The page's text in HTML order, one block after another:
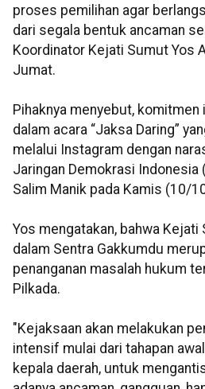
proses pemilihan agar
dari segala bentuk ancaman
Koordinator Kejati Sumut Yos
Jumat.
Pihaknya menyebut,
dalam acara “Jaksa Daring”
melalui Instagram dengan
Jaringan Demokrasi Indonesia
Salim Manik pada Kamis (10/
Yos mengatakan, bahwa
dalam Sentra Gakkumdu
penanganan masalah hukum
Pilkada.
"Kejaksaan akan melakukan
intensif mulai dari tahapan
kepala daerah, untuk